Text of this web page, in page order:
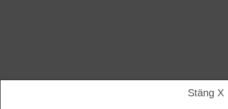
Twitterkonto för republikan indraget för desinformation
Stäng X